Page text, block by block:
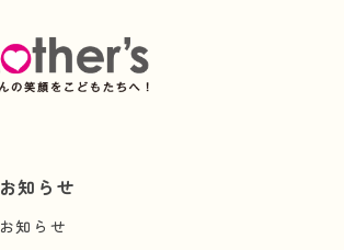
お知らせ
お知らせ